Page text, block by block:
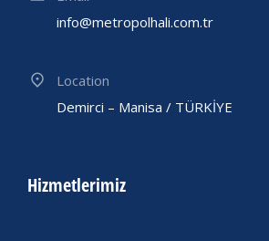
info@metropolhali.com.tr
Location
Demirci – Manisa / TÜRKİYE
Hizmetlerimiz